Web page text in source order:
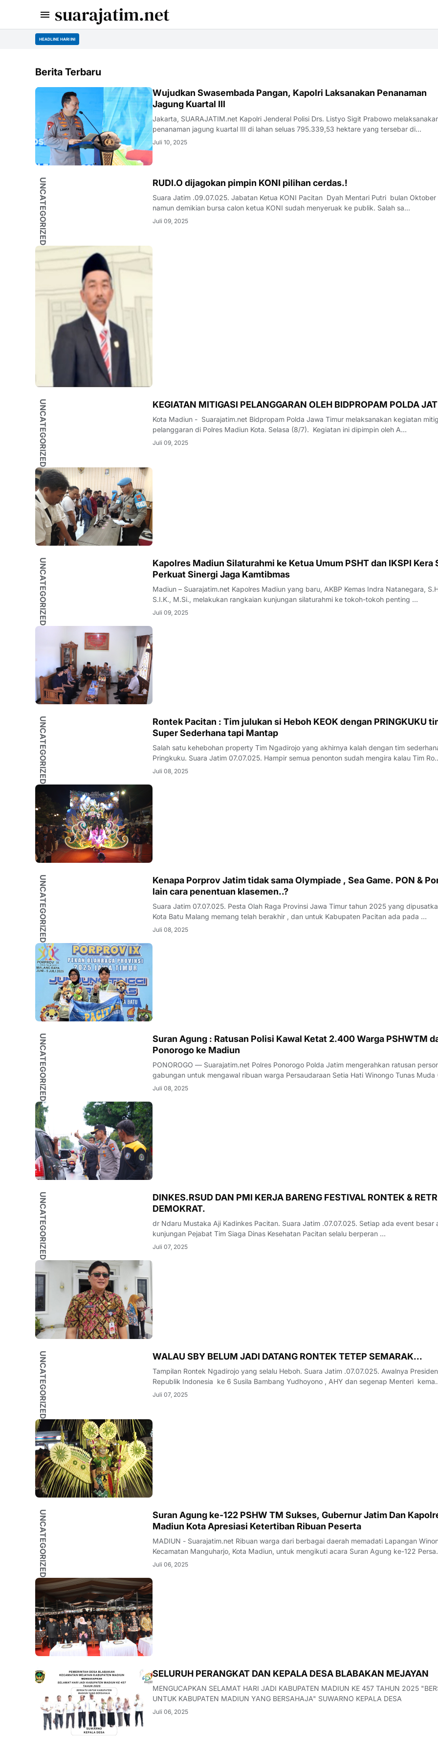
suarajatim.net
HEADLINE HARI INI
Berita Terbaru
POLRI
Wujudkan Swasembada Pangan, Kapolri Laksanakan Penanaman
Jagung Kuartal III
Jakarta, SUARAJATIM.net Kapolri Jenderal Polisi Drs. Listyo Sigit Prabowo
penanaman jagung kuartal III di lahan seluas 795.339,53 hektare yang tersebar di…
Juli 10, 2025
UNCATEGORIZED RUDI.O dijagokan pimpin KONI pilihan cerdas.!
Suara Jatim .09.07.025. Jabatan Ketua KONI Pacitan Dyah Mentari Putri bulan Oktober
namun demikian bursa calon ketua KONI sudah menyeruak ke publik. Salah sa…
Juli 09, 2025
UNCATEGORIZED KEGIATAN MITIGASI PELANGGARAN OLEH BIDPROPAM POLDA
Kota Madiun - Suarajatim.net Bidpropam Polda Jawa Timur melaksanakan kegiatan mitigasi
pelanggaran di Polres Madiun Kota. Selasa (8/7). Kegiatan ini dipimpin oleh A…
Juli 09, 2025
UNCATEGORIZED
Kapolres Madiun Silaturahmi ke Ketua Umum PSHT dan IKSPI Kera
Perkuat Sinergi Jaga Kamtibmas
Madiun – Suarajatim.net Kapolres Madiun yang baru, AKBP Kemas Indra Natanegara, S.H.,
S.I.K., M.Si., melakukan rangkaian kunjungan silaturahmi ke tokoh-tokoh penting …
Juli 09, 2025
UNCATEGORIZED
Rontek Pacitan : Tim julukan si Heboh KEOK dengan PRINGKUKU tim
Super Sederhana tapi Mantap
Salah satu kehebohan property Tim Ngadirojo yang akhirnya kalah dengan tim
Pringkuku. Suara Jatim 07.07.025. Hampir semua penonton sudah mengira kalau Tim
Juli 08, 2025
UNCATEGORIZED
Kenapa Porprov Jatim tidak sama Olympiade , Sea Game. PON &
lain cara penentuan klasemen..?
Suara Jatim 07.07.025. Pesta Olah Raga Provinsi Jawa Timur tahun 2025 yang
Kota Batu Malang memang telah berakhir , dan untuk Kabupaten Pacitan ada pada …
Juli 08, 2025
UNCATEGORIZED
Suran Agung : Ratusan Polisi Kawal Ketat 2.400 Warga PSHWTM
Ponorogo ke Madiun
PONOROGO — Suarajatim.net Polres Ponorogo Polda Jatim mengerahkan ratusan personel
gabungan untuk mengawal ribuan warga Persaudaraan Setia Hati Winongo Tunas Muda
Juli 08, 2025
UNCATEGORIZED
DINKES.RSUD DAN PMI KERJA BARENG FESTIVAL RONTEK &
DEMOKRAT.
dr Ndaru Mustaka Aji Kadinkes Pacitan. Suara Jatim .07.07.025. Setiap ada event besar
kunjungan Pejabat Tim Siaga Dinas Kesehatan Pacitan selalu berperan …
Juli 07, 2025
UNCATEGORIZED WALAU SBY BELUM JADI DATANG RONTEK TETEP SEMARAK...
Tampilan Rontek Ngadirojo yang selalu Heboh. Suara Jatim .07.07.025. Awalnya Presiden
Republik Indonesia ke 6 Susila Bambang Yudhoyono , AHY dan segenap Menteri
Juli 07, 2025
UNCATEGORIZED
Suran Agung ke-122 PSHW TM Sukses, Gubernur Jatim Dan Kapolres
Madiun Kota Apresiasi Ketertiban Ribuan Peserta
MADIUN - Suarajatim.net Ribuan warga dari berbagai daerah memadati Lapangan Winongo,
Kecamatan Manguharjo, Kota Madiun, untuk mengikuti acara Suran Agung ke-122
Juli 06, 2025
MADIUN SELURUH PERANGKAT DAN KEPALA DESA BLABAKAN MEJAYAN
MENGUCAPKAN SELAMAT HARI JADI KABUPATEN MADIUN KE 457 TAHUN 2025
UNTUK KABUPATEN MADIUN YANG BERSAHAJA" SUWARNO KEPALA DESA
Juli 06, 2025